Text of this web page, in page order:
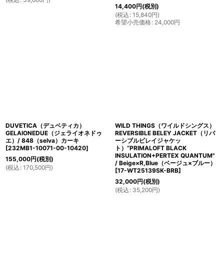
14,400円(税別)
(税込 : 15,840円)
希望小売価格: 24,000円
DUVETICA（デュベティカ）
GELAIONEDUE（ジェライオネドゥ
エ）/ 848（selva）カーキ
[232MB1-10071-00-10420]
155,000円(税別)
(税込 : 170,500円)
WILD THINGS（ワイルドシングス）
REVERSIBLE BELEY JACKET（リバ
ーシブルビレイジャケッ
ト）”PRIMALOFT BLACK
INSULATION+PERTEX QUANTUM"
/ Beige×R,Blue（ベージュ×ブルー）
[17-WT25139SK-BRB]
32,000円(税別)
(税込 : 35,200円)